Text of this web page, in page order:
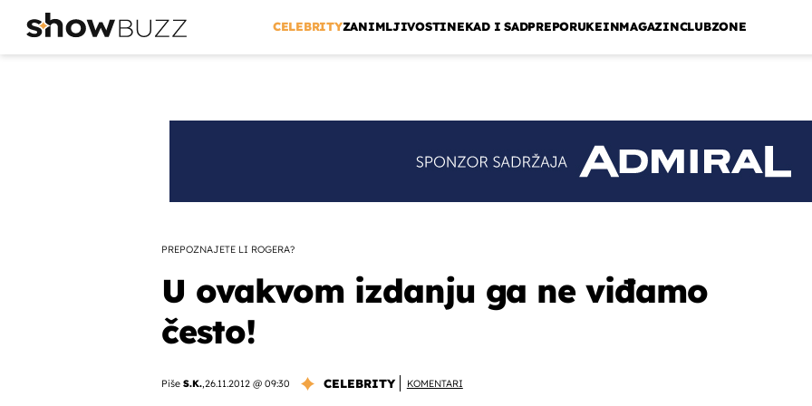
CELEBRITYZANIMLJIVOSTINEKAD I SADPREPORUKEINMAGAZINCLUBZONE
PREPOZNAJETE LI ROGERA?
U ovakvom izdanju ga ne viđamo
često!
Piše S.K.,26.11.2012 @ 09:30 CELEBRITY KOMENTARI